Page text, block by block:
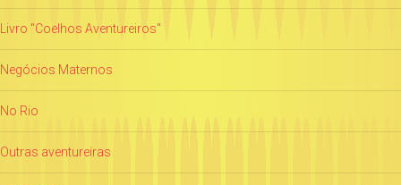
Livro "Coelhos Aventureiros"
Negócios Maternos
No Rio
Outras aventureiras